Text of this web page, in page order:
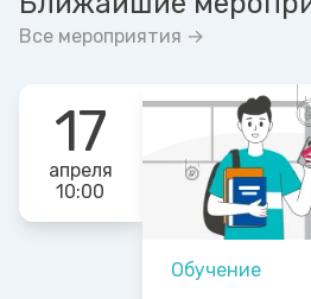
Все мероприятия →
17
апреля
10:00
Обучение